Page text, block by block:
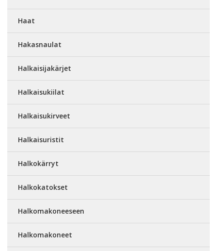
Haat
Hakasnaulat
Halkaisijakärjet
Halkaisukiilat
Halkaisukirveet
Halkaisuristit
Halkokärryt
Halkokatokset
Halkomakoneeseen
Halkomakoneet